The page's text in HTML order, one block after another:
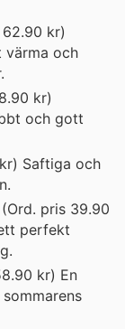
kr)
värma och
kr)
och gott
Saftiga och
pris 39.90
perfekt
kr) En